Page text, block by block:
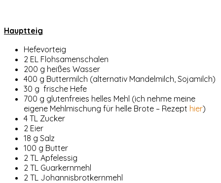
Hauptteig
Hefevorteig
2 EL Flohsamenschalen
200 g heißes Wasser
400 g Buttermilch (alternativ Mandelmilch, Sojamilch)
30 g frische Hefe
700 g glutenfreies helles Mehl (ich nehme meine
eigene Mehlmischung für helle Brote – Rezept hier)
4 TL Zucker
2 Eier
18 g Salz
100 g Butter
2 TL Apfelessig
2 TL Guarkernmehl
2 TL Johannisbrotkernmehl